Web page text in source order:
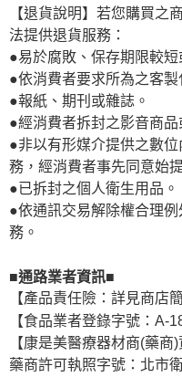
【退貨說明】若您購買之
法提供退貨服務：
●易於腐敗、保存期限較短
●依消費者要求所為之客製
●報紙、期刊或雜誌。
●經消費者拆封之影音商品
●非以有形媒介提供之數
務，經消費者事先同意始
●已拆封之個人衛生用品。
●依通訊交易解除權合理
務。
■通路業者資訊■
【產品責任險：詳見商店簡
【食品業者登錄字號：A-
【康是美醫療器材商(藥商
藥商許可執照字號：北市